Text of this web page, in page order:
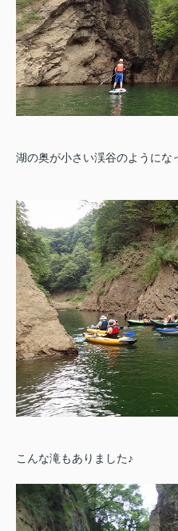
湖の奥が小さい渓谷のようにな
こんな滝もありました♪